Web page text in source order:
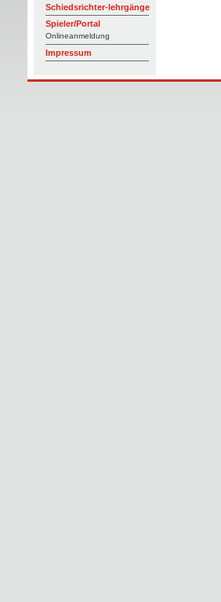
Schiedsrichter-lehrgänge
Spieler/Portal
Onlineanmeldung
Impressum